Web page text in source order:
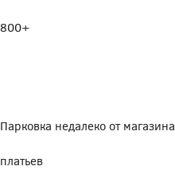
800+
Парковка недалеко от магазина
платьев